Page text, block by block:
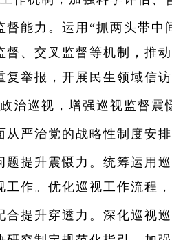
力。运用“抓两头带中
督、交叉监督等机制，推
复举报，开展民生领域信
政治巡视，增强巡视监督
治党的战略性制度安排
升震慑力。统筹运用巡
工作。优化巡视工作流程
升穿透力。深化巡视巡